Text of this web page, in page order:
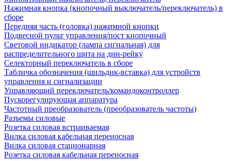
Нажимная кнопка (кнопочный выключатель/переключатель) в
сборе
Передняя часть (головка) нажимной кнопки
Подвесной пульт управления/пост кнопочный
Световой индикатор (лампа сигнальная) для
распределительного щита на дин-рейку
Селекторный переключатель в сборе
Табличка обозначения (шильдик-вставка) для устройств
управления и сигнализации
Управляющий переключатель/командоконтроллер
Пускорегулирующая аппаратура
Частотный преобразователь (преобразователь частоты)
Разъемы силовые
Розетка силовая встраиваемая
Вилка силовая кабельная переносная
Вилка силовая стационарная
Розетка силовая кабельная переносная